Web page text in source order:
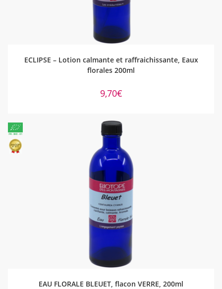
ECLIPSE – Lotion calmante et raffraichissante, Eaux
florales 200ml
9,70€
EAU FLORALE BLEUET, flacon VERRE, 200ml